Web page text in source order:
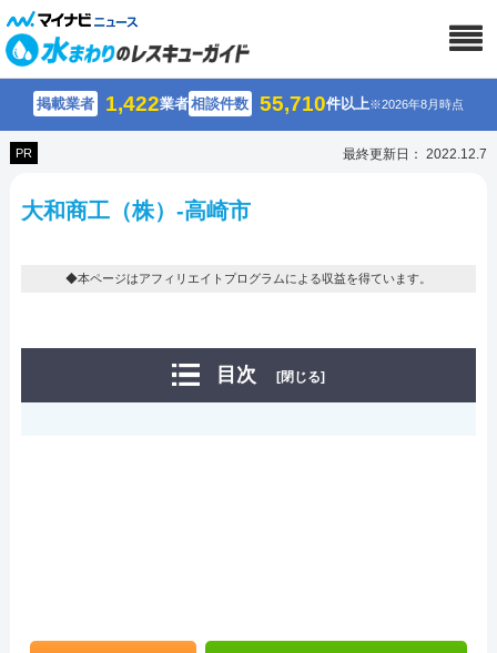
掲載業者 1,422業者相談件数 55,710件以上※2026年8月時点
PR 最終更新日： 2022.12.7
大和商工（株）-高崎市
◆本ページはアフィリエイトプログラムによる収益を得ています。
目次 [閉じる]